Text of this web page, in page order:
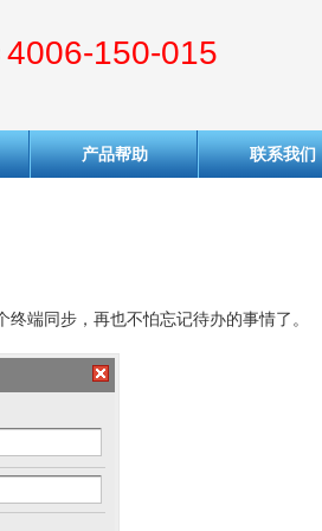
4006-150-015
产品帮助 联系我们
端同步，再也不怕忘记待办的事情了。